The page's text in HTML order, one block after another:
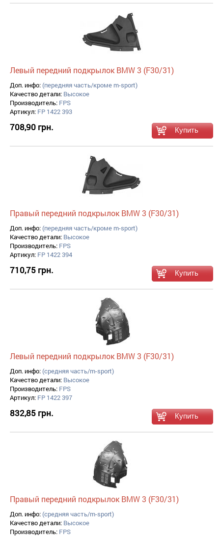
Левый передний подкрылок BMW 3 (F30/31)
Доп. инфо: (передняя часть/кроме m-sport)
Качество детали: Высокое
Производитель: FPS
Артикул: FP 1422 393
708,90 грн.
Правый передний подкрылок BMW 3 (F30/31)
Доп. инфо: (передняя часть/кроме m-sport)
Качество детали: Высокое
Производитель: FPS
Артикул: FP 1422 394
710,75 грн.
Левый передний подкрылок BMW 3 (F30/31)
Доп. инфо: (средняя часть/m-sport)
Качество детали: Высокое
Производитель: FPS
Артикул: FP 1422 397
832,85 грн.
Правый передний подкрылок BMW 3 (F30/31)
Доп. инфо: (средняя часть/m-sport)
Качество детали: Высокое
Производитель: FPS